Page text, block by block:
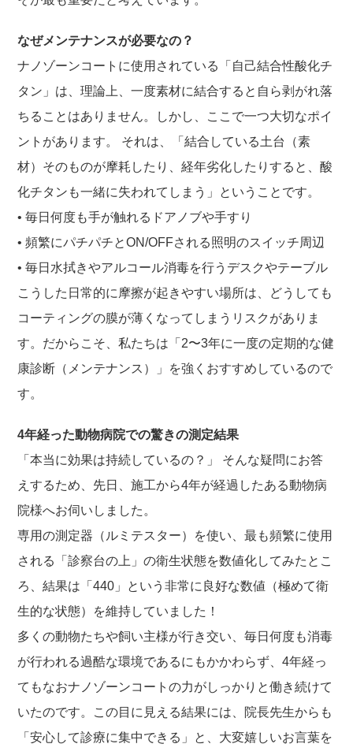
なぜメンテナンスが必要なの？
ナノゾーンコートに使用されている「自己結合性酸化チ
タン」は、理論上、一度素材に結合すると自ら剥がれ落
ちることはありません。しかし、ここで一つ大切なポイ
ントがあります。 それは、「結合している土台（素
材）そのものが摩耗したり、経年劣化したりすると、酸
化チタンも一緒に失われてしまう」ということです。
• 毎日何度も手が触れるドアノブや手すり
• 頻繁にパチパチとON/OFFされる照明のスイッチ周辺
• 毎日水拭きやアルコール消毒を行うデスクやテーブル
こうした日常的に摩擦が起きやすい場所は、どうしても
コーティングの膜が薄くなってしまうリスクがありま
す。だからこそ、私たちは「2〜3年に一度の定期的な健
康診断（メンテナンス）」を強くおすすめしているので
す。
4年経った動物病院での驚きの測定結果
「本当に効果は持続しているの？」 そんな疑問にお答
えするため、先日、施工から4年が経過したある動物病
院様へお伺いしました。
専用の測定器（ルミテスター）を使い、最も頻繁に使用
される「診察台の上」の衛生状態を数値化してみたとこ
ろ、結果は「440」という非常に良好な数値（極めて衛
生的な状態）を維持していました！
多くの動物たちや飼い主様が行き交い、毎日何度も消毒
が行われる過酷な環境であるにもかかわらず、4年経っ
てもなおナノゾーンコートの力がしっかりと働き続けて
いたのです。この目に見える結果には、院長先生からも
「安心して診療に集中できる」と、大変嬉しいお言葉を